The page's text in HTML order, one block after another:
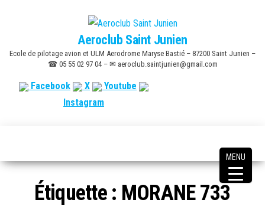
content
Aeroclub Saint Junien
Ecole de pilotage avion et ULM Aerodrome Maryse Bastié – 87200 Saint Junien –
☎ 05 55 02 97 04 – ✉ aeroclub.saintjunien@gmail.com
Facebook X
Youtube
Instagram
Étiquette : MORANE 733
MENU